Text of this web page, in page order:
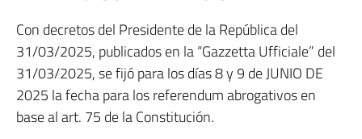
Con decretos del Presidente de la República del
31/03/2025, publicados en la “Gazzetta Ufficiale” del
31/03/2025, se fijó para los días 8 y 9 de JUNIO DE
2025 la fecha para los referendum abrogativos en
base al art. 75 de la Constitución.